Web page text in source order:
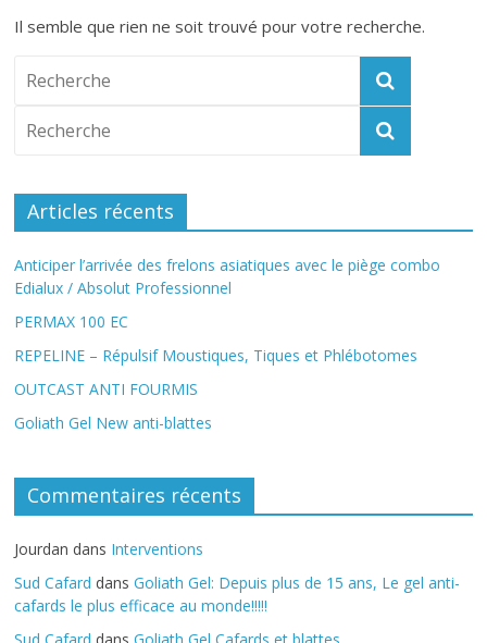
Il semble que rien ne soit trouvé pour votre recherche.
Articles récents
Anticiper l’arrivée des frelons asiatiques avec le piège combo
Edialux / Absolut Professionnel
PERMAX 100 EC
REPELINE – Répulsif Moustiques, Tiques et Phlébotomes
OUTCAST ANTI FOURMIS
Goliath Gel New anti-blattes
Commentaires récents
Jourdan dans Interventions
Sud Cafard dansGoliath Gel: Depuis plus de 15 ans, Le gel anti-
cafards le plus efficace au monde!!!!!